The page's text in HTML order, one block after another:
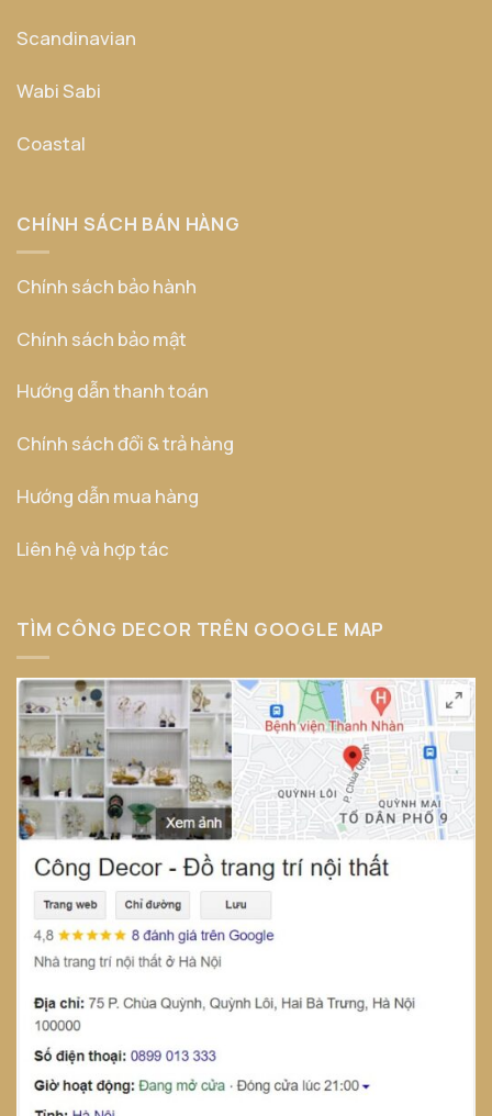
Scandinavian
Wabi Sabi
Coastal
CHÍNH SÁCH BÁN HÀNG
Chính sách bảo hành
Chính sách bảo mật
Hướng dẫn thanh toán
Chính sách đổi & trả hàng
Hướng dẫn mua hàng
Liên hệ và hợp tác
TÌM CÔNG DECOR TRÊN GOOGLE MAP